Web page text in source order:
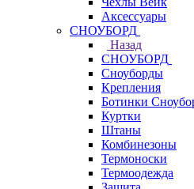
Аксессуары
СНОУБОРД
Назад
СНОУБОРД
Сноуборды
Крепления
Ботинки
Куртки
Штаны
Комбинезоны
Термоноски
Термоодежда